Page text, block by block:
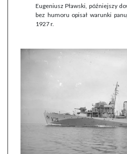
Eugeniusz Pławski, późniejszy
bez humoru opisał warunki
1927 r.